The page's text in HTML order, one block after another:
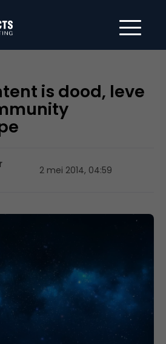
is dood, leve
2 mei 2014, 04:59